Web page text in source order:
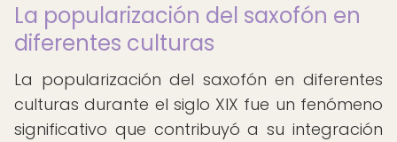
La popularización del saxofón en
diferentes culturas
La popularización del saxofón en diferentes
culturas durante el siglo XIX fue un fenómeno
significativo que contribuyó a su integración